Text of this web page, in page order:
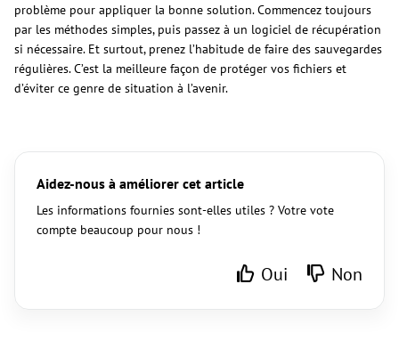
problème pour appliquer la bonne solution. Commencez toujours
par les méthodes simples, puis passez à un logiciel de récupération
si nécessaire. Et surtout, prenez l’habitude de faire des sauvegardes
régulières. C’est la meilleure façon de protéger vos fichiers et
d’éviter ce genre de situation à l’avenir.
Aidez-nous à améliorer cet article
Les informations fournies sont-elles utiles ? Votre vote
compte beaucoup pour nous !
Oui Non